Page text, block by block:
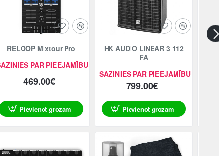
PAR PIEEJAMĪBU
RELOOP Mixtour Pro
469.00€
Pievienot grozam
SAZINIES PAR PIEEJAMĪBU
HK AUDIO LINEAR 3 112
FA
799.00€
Pievienot grozam